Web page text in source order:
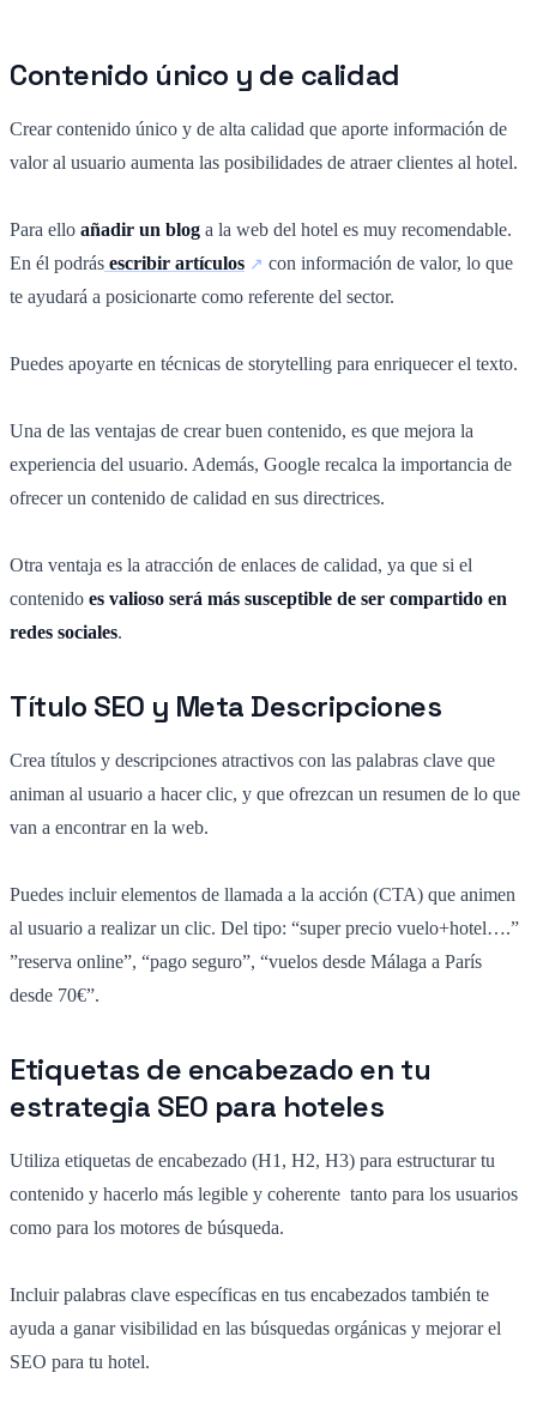
Contenido único y de calidad
Crear contenido único y de alta calidad que aporte información de
valor al usuario aumenta las posibilidades de atraer clientes al hotel.
Para ello añadir un blog a la web del hotel es muy recomendable.
En él podrás escribir artículos
con información de valor, lo que
te ayudará a posicionarte como referente del sector.
Puedes apoyarte en técnicas de storytelling para enriquecer el texto.
Una de las ventajas de crear buen contenido, es que mejora la
experiencia del usuario. Además, Google recalca la importancia de
ofrecer un contenido de calidad en sus directrices.
Otra ventaja es la atracción de enlaces de calidad, ya que si el
contenido es valioso será más susceptible de ser compartido en
redes sociales.
Título SEO y Meta Descripciones
Crea títulos y descripciones atractivos con las palabras clave que
animan al usuario a hacer clic, y que ofrezcan un resumen de lo que
van a encontrar en la web.
Puedes incluir elementos de llamada a la acción (CTA) que animen
al usuario a realizar un clic. Del tipo: “super precio vuelo+hotel….”
”reserva online”, “pago seguro”, “vuelos desde Málaga a París
desde 70€”.
Etiquetas de encabezado en tu
estrategia SEO para hoteles
Utiliza etiquetas de encabezado (H1, H2, H3) para estructurar tu
contenido y hacerlo más legible y coherente tanto para los usuarios
como para los motores de búsqueda.
Incluir palabras clave específicas en tus encabezados también te
ayuda a ganar visibilidad en las búsquedas orgánicas y mejorar el
SEO para tu hotel.